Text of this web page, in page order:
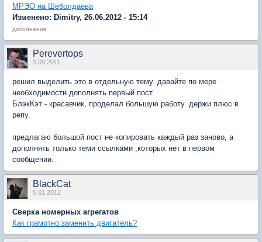
МРЭО на Шеболдаева
Изменено: Dimitry, 26.06.2012 - 15:14
дополнение
Perevertops
3.09.2011
решил выделить это в отдельную тему. давайте по мере
необходимости дополнять первый пост.
БлэкКэт - красавчик, проделал большую работу. держи плюс в
репу.
предлагаю большой пост не копировать каждый раз заново, а
дополнять только теми ссылками ,которых нет в первом
сообщении.
BlackCat
5.01.2012
Сверка номерных агрегатов
Как грамотно заменить двигатель?